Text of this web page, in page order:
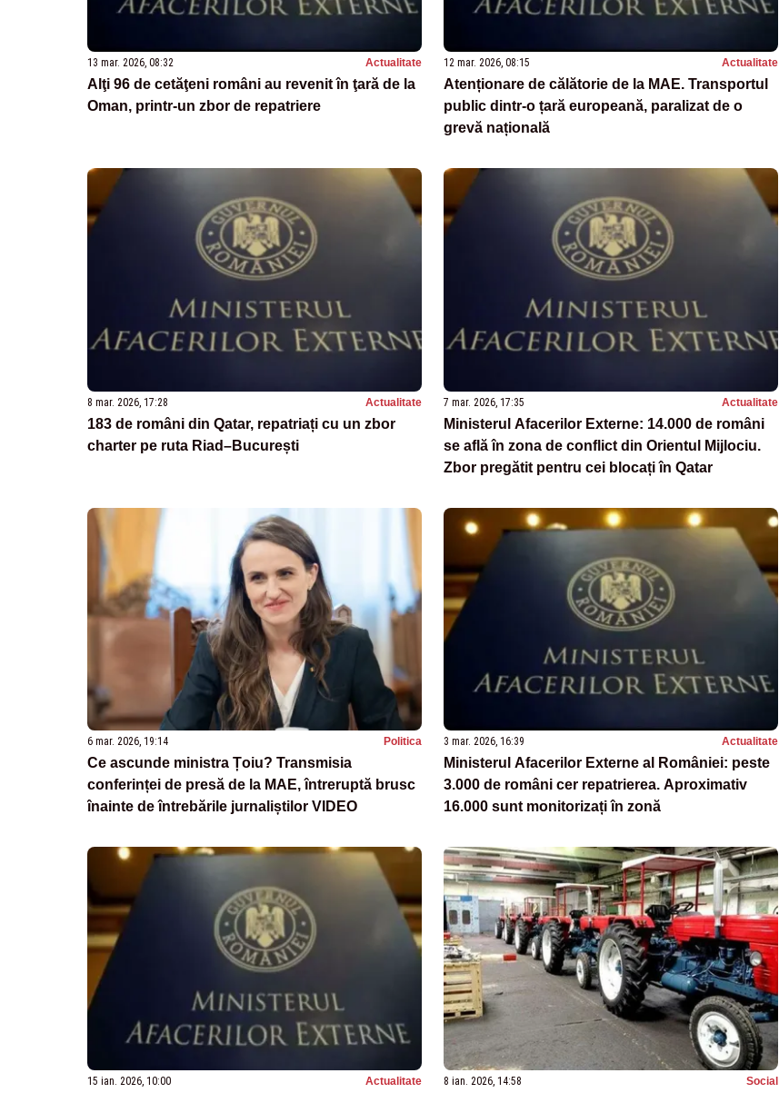
13 mar. 2026, 08:32 Actualitate
Alţi 96 de cetăţeni români au revenit în ţară de la
Oman, printr-un zbor de repatriere
12 mar. 2026, 08:15 Actualitate
Atenționare de călătorie de la MAE. Transportul
public dintr-o țară europeană, paralizat de o
grevă națională
8 mar. 2026, 17:28 Actualitate
183 de români din Qatar, repatriați cu un zbor
charter pe ruta Riad–București
7 mar. 2026, 17:35 Actualitate
Ministerul Afacerilor Externe: 14.000 de români
se află în zona de conflict din Orientul Mijlociu.
Zbor pregătit pentru cei blocați în Qatar
6 mar. 2026, 19:14 Politica
Ce ascunde ministra Țoiu? Transmisia
conferinței de presă de la MAE, întreruptă brusc
înainte de întrebările jurnaliștilor VIDEO
3 mar. 2026, 16:39 Actualitate
Ministerul Afacerilor Externe al României: peste
3.000 de români cer repatrierea. Aproximativ
16.000 sunt monitorizați în zonă
15 ian. 2026, 10:00 Actualitate 8 ian. 2026, 14:58 Social